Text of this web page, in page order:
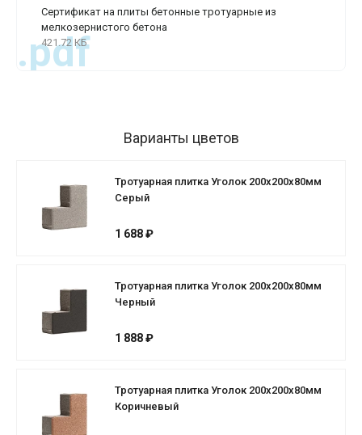
Сертификат на плиты бетонные тротуарные из
мелкозернистого бетона
421.72 КБ
.pdf
Варианты цветов
Тротуарная плитка Уголок 200х200х80мм
Серый
1 688 ₽
Тротуарная плитка Уголок 200х200х80мм
Черный
1 888 ₽
Тротуарная плитка Уголок 200х200х80мм
Коричневый